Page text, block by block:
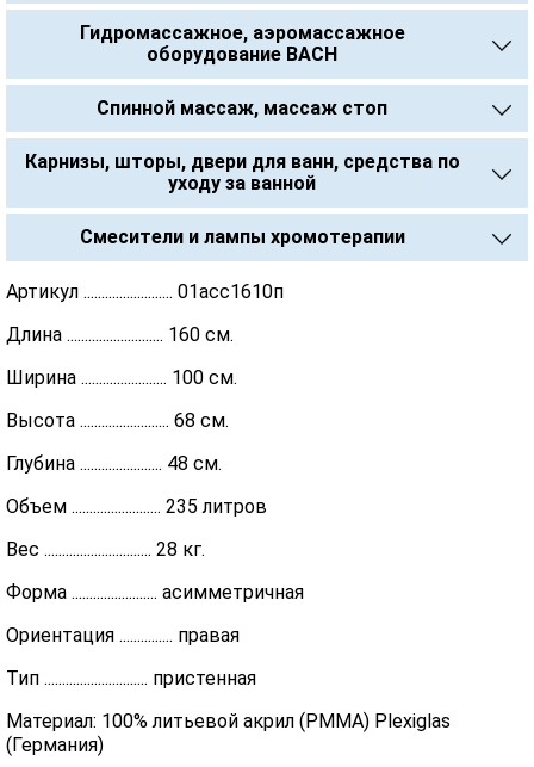
Гидромассажное, аэромассажное
оборудование BACH
Спинной массаж, массаж стоп
Карнизы, шторы, двери для ванн, средства по
уходу за ванной
Смесители и лампы хромотерапии
Артикул ......................... 01асс1610п
Длина ........................... 160 см.
Ширина ........................ 100 см.
Высота ......................... 68 см.
Глубина ....................... 48 см.
Объем ......................... 235 литров
Вес .............................. 28 кг.
Форма ........................ асимметричная
Ориентация ............... правая
Тип ............................. пристенная
Материал: 100% литьевой акрил (PMMA) Plexiglas
(Германия)